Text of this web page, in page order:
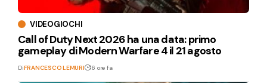
VIDEOGIOCHI
Call of Duty Next 2026 ha una data: primo
gameplay di Modern Warfare 4 il 21 agosto
DiFRANCESCO LEMURI 16 ore fa